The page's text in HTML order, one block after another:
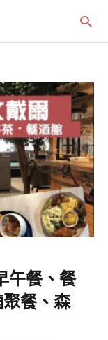
午餐、餐
餐、森